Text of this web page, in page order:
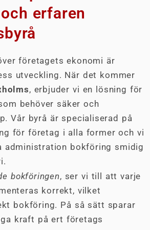
erfaren
företagets ekonomi är
utveckling. När det kommer
, erbjuder vi en lösning för
behöver säker och
Vår byrå är specialiserad på
för företag i alla former och vi
administration bokföring smidig
bokföringen, ser vi till att varje
korrekt, vilket
bokföring. På så sätt sparar
kraft på ert företags